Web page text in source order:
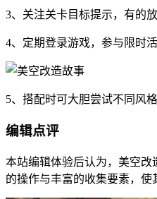
3、关注关卡目标提示，有的
4、定期登录游戏，参与限时
5、搭配时可大胆尝试不同风
编辑点评
本站编辑体验后认为，美空
的操作与丰富的收集要素，使